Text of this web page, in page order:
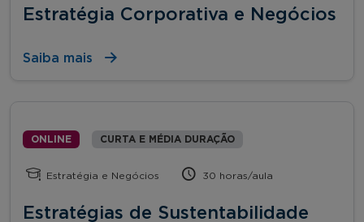
Estratégia Corporativa e Negócios
Saiba mais
ONLINE CURTA E MÉDIA DURAÇÃO
Estratégia e Negócios 30 horas/aula
Estratégias de Sustentabilidade